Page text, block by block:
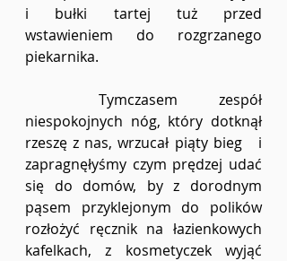
i bułki tartej tuż przed
wstawieniem do rozgrzanego
piekarnika.
niespokojnych nóg, który dotknął
rzeszę z nas, wrzucał piąty bieg   i
zapragnęłyśmy czym prędzej udać
się do domów, by z dorodnym
pąsem przyklejonym do polików
rozłożyć ręcznik na łazienkowych
kafelkach, z kosmetyczek wyjąć